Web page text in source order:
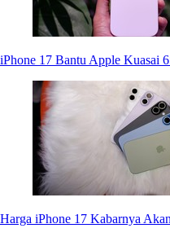
iPhone 17 Bantu Apple Kuasai
Harga iPhone 17 Kabarnya